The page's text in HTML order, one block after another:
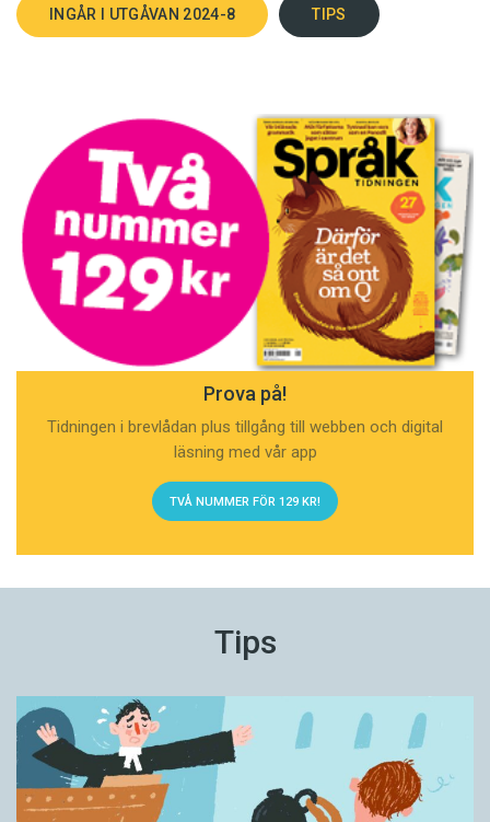
INGÅR I UTGÅVAN 2024-8 TIPS
Prova på!
Tidningen i brevlådan plus tillgång till webben och digital
läsning med vår app
TVÅ NUMMER FÖR 129 KR!
Tips